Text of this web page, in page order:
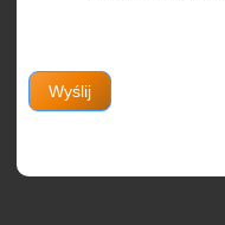
Wyślij